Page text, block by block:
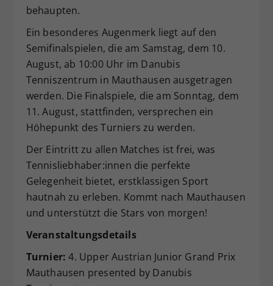
behaupten.
Ein besonderes Augenmerk liegt auf den
Semifinalspielen, die am Samstag, dem 10.
August, ab 10:00 Uhr im Danubis
Tenniszentrum in Mauthausen ausgetragen
werden. Die Finalspiele, die am Sonntag, dem
11. August, stattfinden, versprechen ein
Höhepunkt des Turniers zu werden.
Der Eintritt zu allen Matches ist frei, was
Tennisliebhaber:innen die perfekte
Gelegenheit bietet, erstklassigen Sport
hautnah zu erleben. Kommt nach Mauthausen
und unterstützt die Stars von morgen!
Veranstaltungsdetails
Turnier: 4. Upper Austrian Junior Grand Prix
Mauthausen presented by Danubis